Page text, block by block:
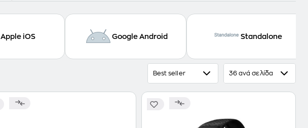
Apple iOS Google Android Standalone
Best seller 36 ανά σελίδα